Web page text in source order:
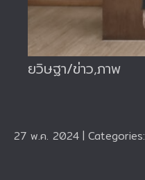
ยวิษฐา/ข่าว,ภาพ
27 พ.ค. 2024 | Categories: